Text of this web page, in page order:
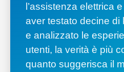
l’assistenza elettrica
aver testato decine di
e analizzato le
utenti, la verità è più
quanto suggerisca il